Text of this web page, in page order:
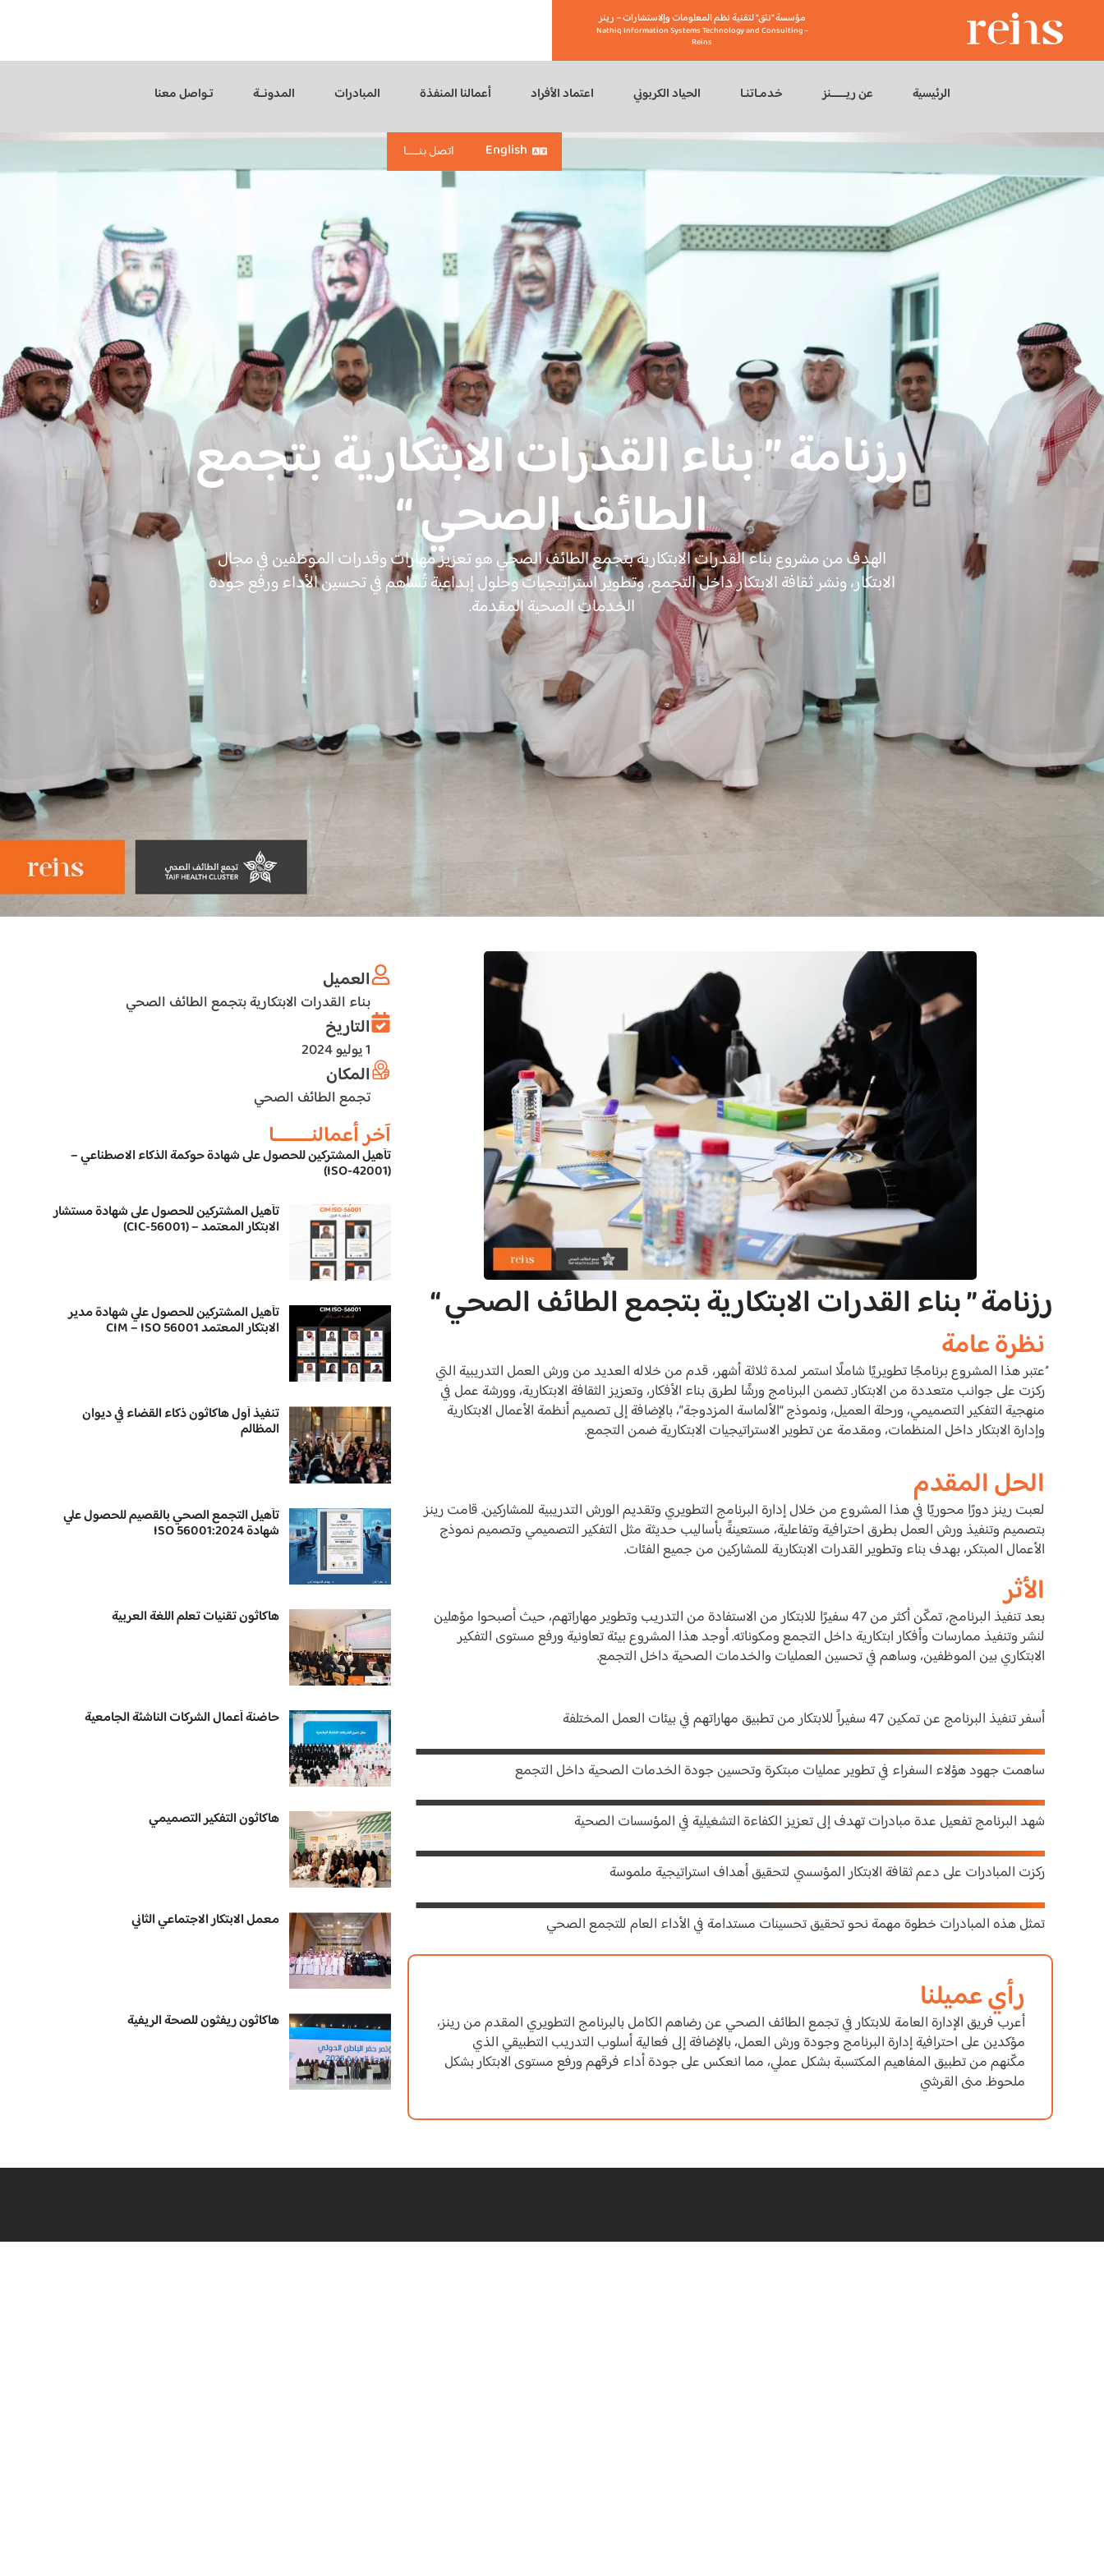
مؤسسة "نثق" لتقنية نظم المعلومات وإلاستشارات – رينز
Nathiq Information Systems Technology and Consulting –
Reins
الرئيسية عن ريــــــنز خدمـاتنـا الحياد الكربوني اعتماد الأفراد أعمالنا المنفذة المبادرات المدونــة تـواصل معنا
English اتصل بنـــــا
رزنامة ” بناء القدرات الابتكارية بتجمع
الطائف الصحي “
الهدف من مشروع بناء القدرات الابتكارية بتجمع الطائف الصحي هو تعزيز مهارات وقدرات الموظفين في مجال
الابتكار، ونشر ثقافة الابتكار داخل التجمع، وتطوير استراتيجيات وحلول إبداعية تُساهم في تحسين الأداء ورفع جودة
الخدمات الصحية المقدمة.
رزنامة ” بناء القدرات الابتكارية بتجمع الطائف الصحي “
نظرة عامة
ُعتبر هذا المشروع برنامجًا تطويريًا شاملًا استمر لمدة ثلاثة أشهر، قدم من خلاله العديد من ورش العمل التدريبية التي
ركزت على جوانب متعددة من الابتكار. تضمن البرنامج ورشًا لطرق بناء الأفكار، وتعزيز الثقافة الابتكارية، وورشة عمل في
منهجية التفكير التصميمي، ورحلة العميل، ونموذج “الألماسة المزدوجة”، بالإضافة إلى تصميم أنظمة الأعمال الابتكارية
وإدارة الابتكار داخل المنظمات، ومقدمة عن تطوير الاستراتيجيات الابتكارية ضمن التجمع.
الحل المقدم
لعبت رينز دورًا محوريًا في هذا المشروع من خلال إدارة البرنامج التطويري وتقديم الورش التدريبية للمشاركين. قامت رينز
بتصميم وتنفيذ ورش العمل بطرق احترافية وتفاعلية، مستعينةً بأساليب حديثة مثل التفكير التصميمي وتصميم نموذج
الأعمال المبتكر، بهدف بناء وتطوير القدرات الابتكارية للمشاركين من جميع الفئات.
الأثر
بعد تنفيذ البرنامج، تمكّن أكثر من 47 سفيرًا للابتكار من الاستفادة من التدريب وتطوير مهاراتهم، حيث أصبحوا مؤهلين
لنشر وتنفيذ ممارسات وأفكار ابتكارية داخل التجمع ومكوناته. أوجد هذا المشروع بيئة تعاونية ورفع مستوى التفكير
الابتكاري بين الموظفين، وساهم في تحسين العمليات والخدمات الصحية داخل التجمع.
أسفر تنفيذ البرنامج عن تمكين 47 سفيراً للابتكار من تطبيق مهاراتهم في بيئات العمل المختلفة
ساهمت جهود هؤلاء السفراء في تطوير عمليات مبتكرة وتحسين جودة الخدمات الصحية داخل التجمع
شهد البرنامج تفعيل عدة مبادرات تهدف إلى تعزيز الكفاءة التشغيلية في المؤسسات الصحية
ركزت المبادرات على دعم ثقافة الابتكار المؤسسي لتحقيق أهداف استراتيجية ملموسة
تمثل هذه المبادرات خطوة مهمة نحو تحقيق تحسينات مستدامة في الأداء العام للتجمع الصحي
رأي عميلنا
أعرب فريق الإدارة العامة للابتكار في تجمع الطائف الصحي عن رضاهم الكامل بالبرنامج التطويري المقدم من رينز،
مؤكدين على احترافية إدارة البرنامج وجودة ورش العمل، بالإضافة إلى فعالية أسلوب التدريب التطبيقي الذي
مكّنهم من تطبيق المفاهيم المكتسبة بشكل عملي، مما انعكس على جودة أداء فرقهم ورفع مستوى الابتكار بشكل
ملحوظ. منى القرشي
العميل
بناء القدرات الابتكارية بتجمع الطائف الصحي
التاريخ
1 يوليو 2024
المكان
تجمع الطائف الصحي
اَخر أعمالنـــــــــا
تأهيل المشتركين للحصول على شهادة حوكمة الذكاء الاصطناعي –
(ISO-42001)
تأهيل المشتركين للحصول على شهادة مستشار
الابتكار المعتمد – (CIC-56001)
تأهيل المشتركين للحصول علي شهادة مدير
الابتكار المعتمد CIM – ISO 56001
تنفيذ أول هاكاثون ذكاء القضاء في ديوان
المظالم
تأهيل التجمع الصحي بالقصيم للحصول علي
شهادة ISO 56001:2024
هاكاثون تقنيات تعلم اللغة العربية
حاضنة أعمال الشركات الناشئة الجامعية
هاكاثون التفكير التصميمي
معمل الابتكار الاجتماعي الثاني
هاكاثون ريفثون للصحة الريفية